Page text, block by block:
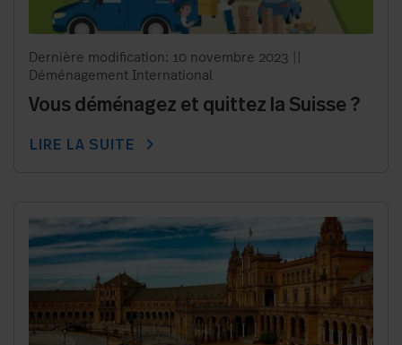
Dernière modification: 10 novembre 2023
Déménagement International
Vous déménagez et quittez la Suisse ?
LIRE LA SUITE chevron_right